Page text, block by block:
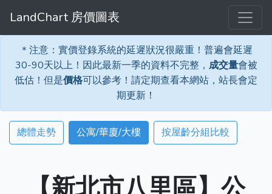
LandChart 房價圖表
＊注意：實價登錄系統的延遲狀況很嚴重！普遍會延遲
30-90天以上！因此最新一季的資料不完整， 成交量會被
低估！但是價格可以參考！請定期查看本網站，站長會定
期更新！
總體走勢 公寓/華廈/大樓 按屋齡分組比較